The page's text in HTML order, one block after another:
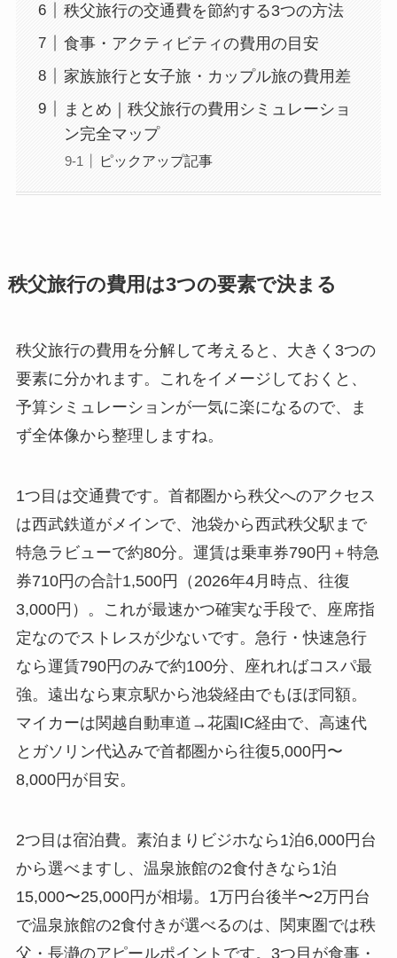
秩父旅行の交通費を節約する3つの方法
食事・アクティビティの費用の目安
家族旅行と女子旅・カップル旅の費用差
まとめ｜秩父旅行の費用シミュレーショ
ン完全マップ
ピックアップ記事
秩父旅行の費用は3つの要素で決まる
秩父旅行の費用を分解して考えると、大きく3つの
要素に分かれます。これをイメージしておくと、
予算シミュレーションが一気に楽になるので、ま
ず全体像から整理しますね。
1つ目は交通費です。首都圏から秩父へのアクセス
は西武鉄道がメインで、池袋から西武秩父駅まで
特急ラビューで約80分。運賃は乗車券790円＋特急
券710円の合計1,500円（2026年4月時点、往復
3,000円）。これが最速かつ確実な手段で、座席指
定なのでストレスが少ないです。急行・快速急行
なら運賃790円のみで約100分、座れればコスパ最
強。遠出なら東京駅から池袋経由でもほぼ同額。
マイカーは関越自動車道→花園IC経由で、高速代
とガソリン代込みで首都圏から往復5,000円〜
8,000円が目安。
2つ目は宿泊費。素泊まりビジホなら1泊6,000円台
から選べますし、温泉旅館の2食付きなら1泊
15,000〜25,000円が相場。1万円台後半〜2万円台
で温泉旅館の2食付きが選べるのは、関東圏では秩
父・長瀞のアピールポイントです。3つ目が食事・